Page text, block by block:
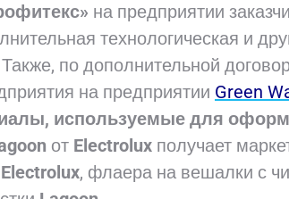
на предприятии
технологическая и
по дополнительной
на предприятии Green
используемые для
от Electrolux получает
Electrolux, флаера на вешалки с